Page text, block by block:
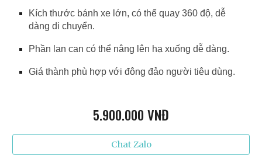
Kích thước bánh xe lớn, có thể quay 360 độ, dễ
dàng di chuyển.
Phần lan can có thể nâng lên hạ xuống dễ dàng.
Giá thành phù hợp với đông đảo người tiêu dùng.
5.900.000 VNĐ
Chat Zalo